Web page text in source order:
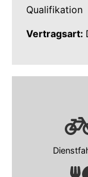
Qualifikation
Vertragsart: